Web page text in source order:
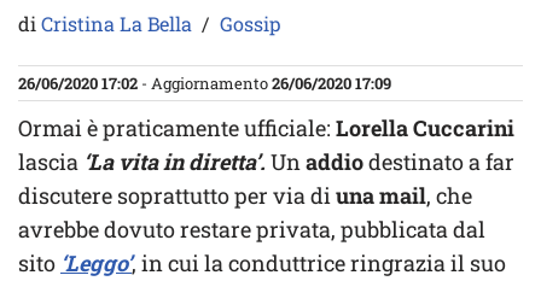
diCristina La Bella Gossip
26/06/2020 17:02 - Aggiornamento26/06/2020 17:09
Ormai è praticamente ufficiale: Lorella Cuccarini
lascia ‘La vita in diretta’. Unaddiodestinato a far
discutere soprattutto per via diuna mail, che
avrebbe dovuto restare privata, pubblicata dal
sito ‘Leggo’, in cui la conduttrice ringrazia il suo